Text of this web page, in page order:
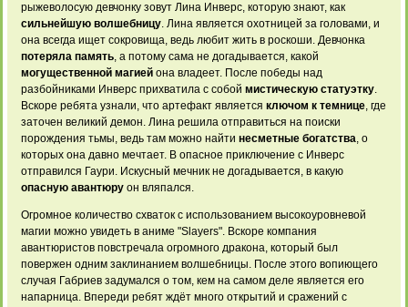
рыжеволосую девчонку зовут Лина Инверс, которую знают, как
сильнейшую волшебницу. Лина является охотницей за головами, и
она всегда ищет сокровища, ведь любит жить в роскоши. Девчонка
потеряла память, а потому сама не догадывается, какой
могущественной магией она владеет. После победы над
разбойниками Инверс прихватила с собой мистическую статуэтку.
Вскоре ребята узнали, что артефакт является ключом к темнице, где
заточен великий демон. Лина решила отправиться на поиски
порождения тьмы, ведь там можно найти несметные богатства, о
которых она давно мечтает. В опасное приключение с Инверс
отправился Гаури. Искусный мечник не догадывается, в какую
опасную авантюру он вляпался.
Огромное количество схваток с использованием высокоуровневой
магии можно увидеть в аниме "Slayers". Вскоре компания
авантюристов повстречала огромного дракона, который был
повержен одним заклинанием волшебницы. После этого вопиющего
случая Габриев задумался о том, кем на самом деле является его
напарница. Впереди ребят ждёт много открытий и сражений с